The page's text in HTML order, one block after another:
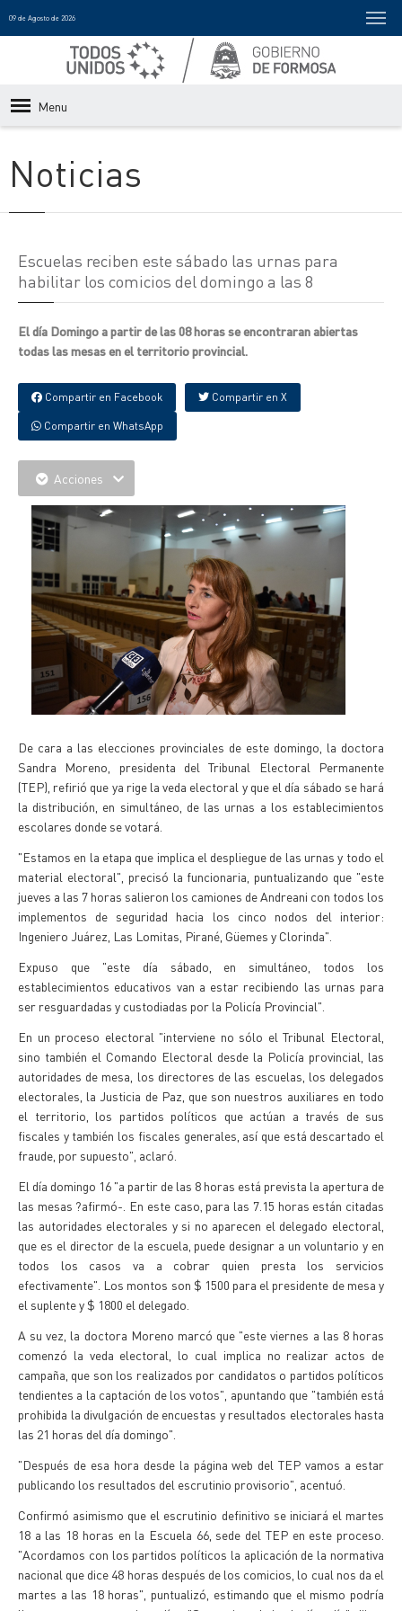
09 de Agosto de 2026
Menu
Noticias
Escuelas reciben este sábado las urnas para
habilitar los comicios del domingo a las 8
El día Domingo a partir de las 08 horas se encontraran abiertas
todas las mesas en el territorio provincial.
Compartir en Facebook Compartir en X
Compartir en WhatsApp
Acciones
De cara a las elecciones provinciales de este domingo, la doctora
Sandra Moreno, presidenta del Tribunal Electoral Permanente
(TEP), refirió que ya rige la veda electoral y que el día sábado se hará
la distribución, en simultáneo, de las urnas a los establecimientos
escolares donde se votará.
"Estamos en la etapa que implica el despliegue de las urnas y todo el
material electoral", precisó la funcionaria, puntualizando que "este
jueves a las 7 horas salieron los camiones de Andreani con todos los
implementos de seguridad hacia los cinco nodos del interior:
Ingeniero Juárez, Las Lomitas, Pirané, Güemes y Clorinda".
Expuso que "este día sábado, en simultáneo, todos los
establecimientos educativos van a estar recibiendo las urnas para
ser resguardadas y custodiadas por la Policía Provincial".
En un proceso electoral "interviene no sólo el Tribunal Electoral,
sino también el Comando Electoral desde la Policía provincial, las
autoridades de mesa, los directores de las escuelas, los delegados
electorales, la Justicia de Paz, que son nuestros auxiliares en todo
el territorio, los partidos políticos que actúan a través de sus
fiscales y también los fiscales generales, así que está descartado el
fraude, por supuesto", aclaró.
El día domingo 16 "a partir de las 8 horas está prevista la apertura de
las mesas ?afirmó-. En este caso, para las 7.15 horas están citadas
las autoridades electorales y si no aparecen el delegado electoral,
que es el director de la escuela, puede designar a un voluntario y en
todos los casos va a cobrar quien presta los servicios
efectivamente". Los montos son $ 1500 para el presidente de mesa y
el suplente y $ 1800 el delegado.
A su vez, la doctora Moreno marcó que "este viernes a las 8 horas
comenzó la veda electoral, lo cual implica no realizar actos de
campaña, que son los realizados por candidatos o partidos políticos
tendientes a la captación de los votos", apuntando que "también está
prohibida la divulgación de encuestas y resultados electorales hasta
las 21 horas del día domingo".
"Después de esa hora desde la página web del TEP vamos a estar
publicando los resultados del escrutinio provisorio", acentuó.
Confirmó asimismo que el escrutinio definitivo se iniciará el martes
18 a las 18 horas en la Escuela 66, sede del TEP en este proceso.
"Acordamos con los partidos políticos la aplicación de la normativa
nacional que dice 48 horas después de los comicios, lo cual nos da el
martes a las 18 horas", puntualizó, estimando que el mismo podría